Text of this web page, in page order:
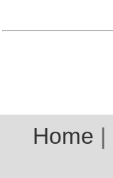
Home |